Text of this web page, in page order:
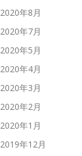
2020年8月
2020年7月
2020年5月
2020年4月
2020年3月
2020年2月
2020年1月
2019年12月